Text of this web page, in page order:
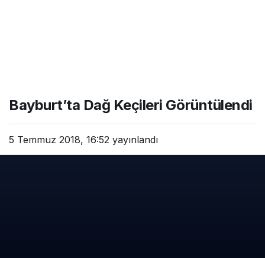
Bayburt’ta Dağ Keçileri Görüntülendi
5 Temmuz 2018, 16:52 yayınlandı